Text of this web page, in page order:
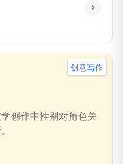
创作中性别对角色关
创意写作